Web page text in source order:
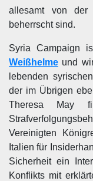
allesamt von der
beherrscht sind.
Syria Campaign
Weißhelme und
lebenden
der im Übrigen
Theresa May
Vereinigten
Italien für
Sicherheit ein
Konflikts mit